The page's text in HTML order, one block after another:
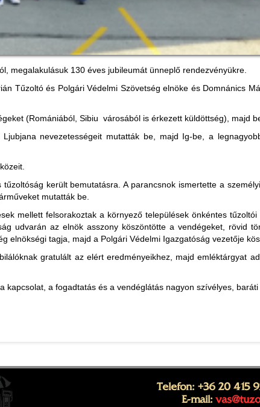
megalakulásuk 130 éves jubileumát ünneplő rendezvényükre.
Tűzoltó és Polgári Védelmi Szövetség elnöke és Domnánics
(Romániából, Sibiu városából is érkezett küldöttség), majd
nevezetességeit mutatták be, majd Ig-be, a
került bemutatásra. A parancsnok ismertette a
mutatták be.
mellett felsorakoztak a környező települések önkéntes
udvarán az elnök asszony köszöntötte a vendégeket, rövid
elnökségi tagja, majd a Polgári Védelmi Igazgatóság vezetője
gratulált az elért eredményeikhez, majd emléktárgyat
a fogadtatás és a vendéglátás nagyon szívélyes, baráti
Telefon: +36 20 415
E-mail: